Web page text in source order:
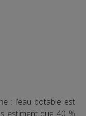
: l’eau potable est
estiment que 40 %